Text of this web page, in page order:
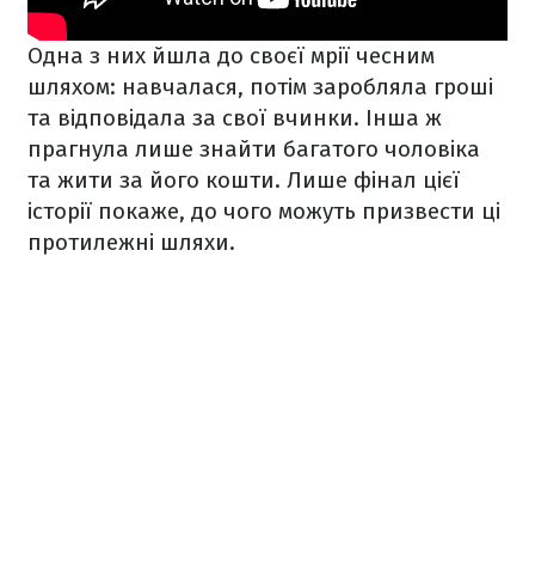
Одна з них йшла до своєї мрії чесним
шляхом: навчалася, потім заробляла гроші
та відповідала за свої вчинки. Інша ж
прагнула лише знайти багатого чоловіка
та жити за його кошти. Лише фінал цієї
історії покаже, до чого можуть призвести ці
протилежні шляхи.